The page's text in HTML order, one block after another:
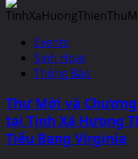
Events
Sinh Hoạt
Thông Báo
Thư Mời và
tại Tịnh Xá Hưong
Tiểu Bang Virginia